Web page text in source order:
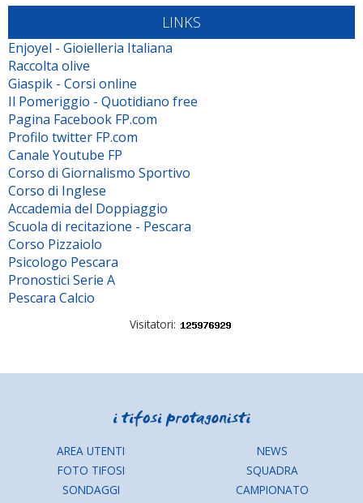
LINKS
Enjoyel - Gioielleria Italiana
Raccolta olive
Giaspik - Corsi online
Il Pomeriggio - Quotidiano free
Pagina Facebook FP.com
Profilo twitter FP.com
Canale Youtube FP
Corso di Giornalismo Sportivo
Corso di Inglese
Accademia del Doppiaggio
Scuola di recitazione - Pescara
Corso Pizzaiolo
Psicologo Pescara
Pronostici Serie A
Pescara Calcio
Visitatori:
AREA UTENTI
FOTO TIFOSI
SONDAGGI
NEWS
SQUADRA
CAMPIONATO